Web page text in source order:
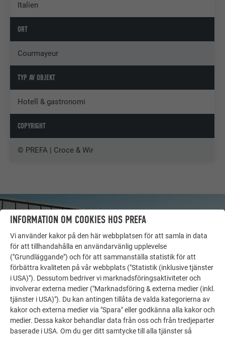
Italien
ORT
Courmayeur
TYP AV OBJEKT
Hotell & gastronomi
COPYRIGHT
© PREFA | Croce & Wir
FLER OBJEKT
INFORMATION OM COOKIES HOS PREFA
Vi använder kakor på den här webbplatsen för att samla in data
för att tillhandahålla en användarvänlig upplevelse
("Grundläggande") och för att sammanställa statistik för att
förbättra kvaliteten på vår webbplats ("Statistik (inklusive tjänster
i USA)"). Dessutom bedriver vi marknadsföringsaktiviteter och
involverar externa medier ("Marknadsföring & externa medier (inkl.
tjänster i USA)"). Du kan antingen tillåta de valda kategorierna av
kakor och externa medier via "Spara" eller godkänna alla kakor och
medier. Dessa kakor behandlar data från oss och från tredjeparter
baserade i USA. Om du ger ditt samtycke till alla tjänster så